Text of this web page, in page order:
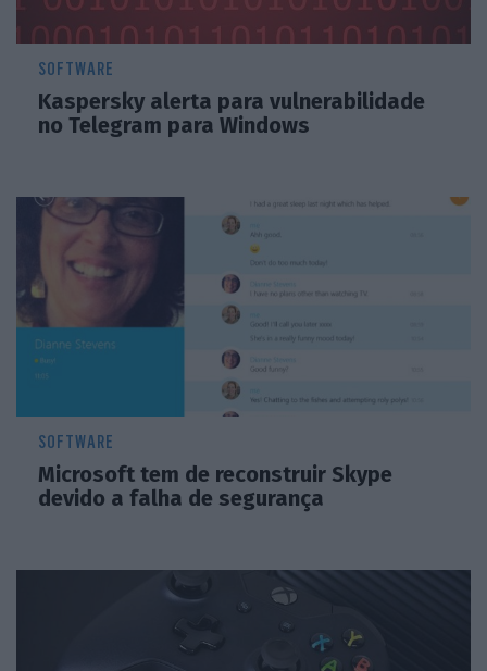
SOFTWARE
Kaspersky alerta para vulnerabilidade
no Telegram para Windows
SOFTWARE
Microsoft tem de reconstruir Skype
devido a falha de segurança